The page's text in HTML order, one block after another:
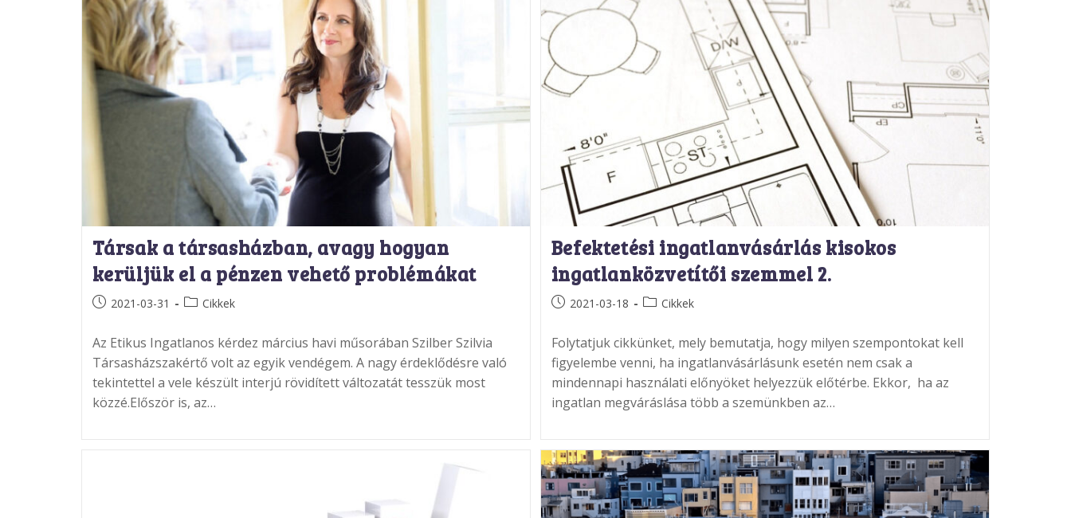
Társak a társasházban, avagy hogyan
kerüljük el a pénzen vehető problémákat
Post2021-03-31
PostCikkek
Az Etikus Ingatlanos kérdez március havi műsorában Szilber Szilvia
Társasházszakértő volt az egyik vendégem. A nagy érdeklődésre való
tekintettel a vele készült interjú rövidített változatát tesszük most
közzé.Először is, az…
Befektetési ingatlanvásárlás kisokos
ingatlanközvetítői szemmel 2.
Post2021-03-18
PostCikkek
Folytatjuk cikkünket, mely bemutatja, hogy milyen szempontokat kell
figyelembe venni, ha ingatlanvásárlásunk esetén nem csak a
mindennapi használati előnyöket helyezzük előtérbe. Ekkor, ha az
ingatlan megváráslása több a szemünkben az…